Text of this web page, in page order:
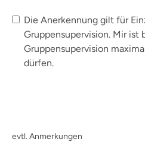
Die Anerkennung gilt für
Gruppensupervision. Mir ist
Gruppensupervision
dürfen.
evtl. Anmerkungen